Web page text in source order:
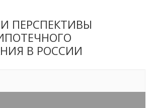
ПЕРСПЕКТИВЫ
В РОССИИ